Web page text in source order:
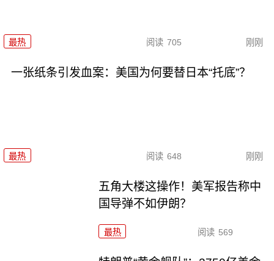
最热 阅读 705 刚刚
一张纸条引发血案：美国为何要替日本“托底”？
最热 阅读 648 刚刚
五角大楼这操作！美军报告称中
国导弹不如伊朗？
最热 阅读 569